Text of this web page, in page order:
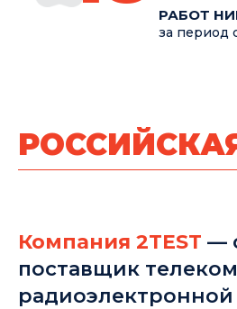
РАБОТ
за период
Компания 2TEST —
поставщик